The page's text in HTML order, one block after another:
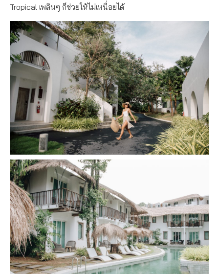
Tropical เพลินๆ ก็ช่วยให้ไม่เหนื่อยได้